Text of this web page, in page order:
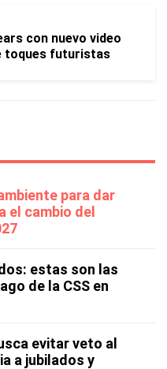
con nuevo video
toques futuristas
para dar
el cambio del
estas son las
de la CSS en
evitar veto al
a jubilados y